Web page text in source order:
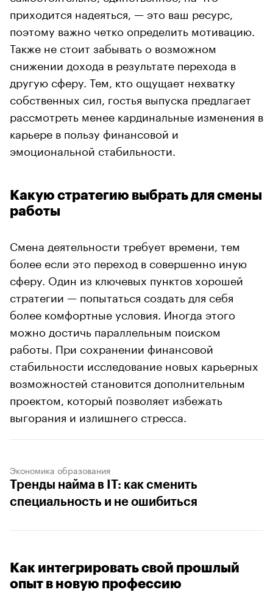
приходится надеяться, — это ваш ресурс,
поэтому важно четко определить мотивацию.
Также не стоит забывать о возможном
снижении дохода в результате перехода в
другую сферу. Тем, кто ощущает нехватку
собственных сил, гостья выпуска предлагает
рассмотреть менее кардинальные изменения в
карьере в пользу финансовой и
эмоциональной стабильности.
Какую стратегию выбрать для смены
работы
Смена деятельности требует времени, тем
более если это переход в совершенно иную
сферу. Один из ключевых пунктов хорошей
стратегии — попытаться создать для себя
более комфортные условия. Иногда этого
можно достичь параллельным поиском
работы. При сохранении финансовой
стабильности исследование новых карьерных
возможностей становится дополнительным
проектом, который позволяет избежать
выгорания и излишнего стресса.
Экономика образования
Тренды найма в IT: как сменить
специальность и не ошибиться
Как интегрировать свой прошлый
опыт в новую профессию